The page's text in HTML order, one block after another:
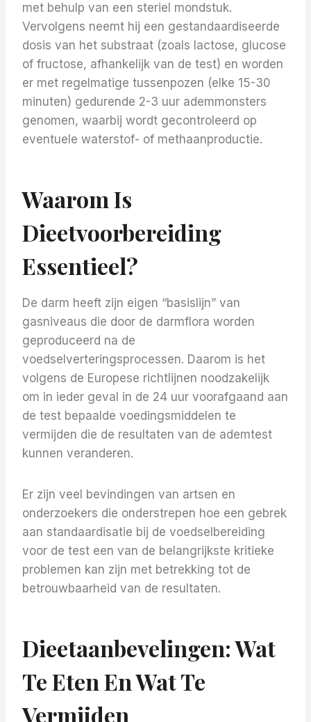
met behulp van een steriel mondstuk.
Vervolgens neemt hij een gestandaardiseerde
dosis van het substraat (zoals lactose, glucose
of fructose, afhankelijk van de test) en worden
er met regelmatige tussenpozen (elke 15-30
minuten) gedurende 2-3 uur ademmonsters
genomen, waarbij wordt gecontroleerd op
eventuele waterstof- of methaanproductie.
Waarom Is
Dieetvoorbereiding
Essentieel?
De darm heeft zijn eigen “basislijn” van
gasniveaus die door de darmflora worden
geproduceerd na de
voedselverteringsprocessen. Daarom is het
volgens de Europese richtlijnen noodzakelijk
om in ieder geval in de 24 uur voorafgaand aan
de test bepaalde voedingsmiddelen te
vermijden die de resultaten van de ademtest
kunnen veranderen.
Er zijn veel bevindingen van artsen en
onderzoekers die onderstrepen hoe een gebrek
aan standaardisatie bij de voedselbereiding
voor de test een van de belangrijkste kritieke
problemen kan zijn met betrekking tot de
betrouwbaarheid van de resultaten.
Dieetaanbevelingen: Wat
Te Eten En Wat Te
Vermijden